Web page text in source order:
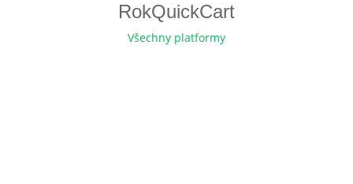
RokQuickCart
Všechny platformy